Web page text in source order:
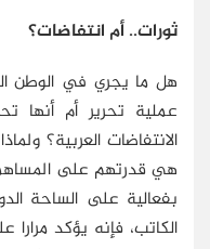
ثورات.. أم انتفاضات؟
هل ما يجري في الوطن
عملية تحرير أم أنها
الانتفاضات العربية؟
هي قدرتهم على
بفعالية على الساحة
الكاتب، فإنه يؤكد